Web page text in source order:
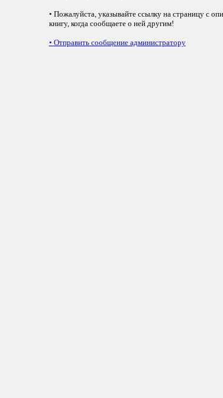
• Пожалуйста, указывайте ссылку на страницу с
книгу, когда сообщаете о ней другим!
• Отправить сообщение администратору